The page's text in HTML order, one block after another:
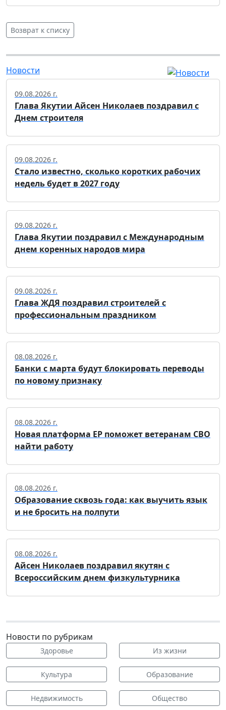
Возврат к списку
Новости
09.08.2026 г.
Глава Якутии Айсен Николаев поздравил с
Днем строителя
09.08.2026 г.
Стало известно, сколько коротких рабочих
недель будет в 2027 году
09.08.2026 г.
Глава Якутии поздравил с Международным
днем коренных народов мира
09.08.2026 г.
Глава ЖДЯ поздравил строителей с
профессиональным праздником
08.08.2026 г.
Банки с марта будут блокировать переводы
по новому признаку
08.08.2026 г.
Новая платформа ЕР поможет ветеранам СВО
найти работу
08.08.2026 г.
Образование сквозь года: как выучить язык
и не бросить на полпути
08.08.2026 г.
Айсен Николаев поздравил якутян с
Всероссийским днем физкультурника
Новости по рубрикам
Здоровье Из жизни
Культура Образование
Недвижимость Общество